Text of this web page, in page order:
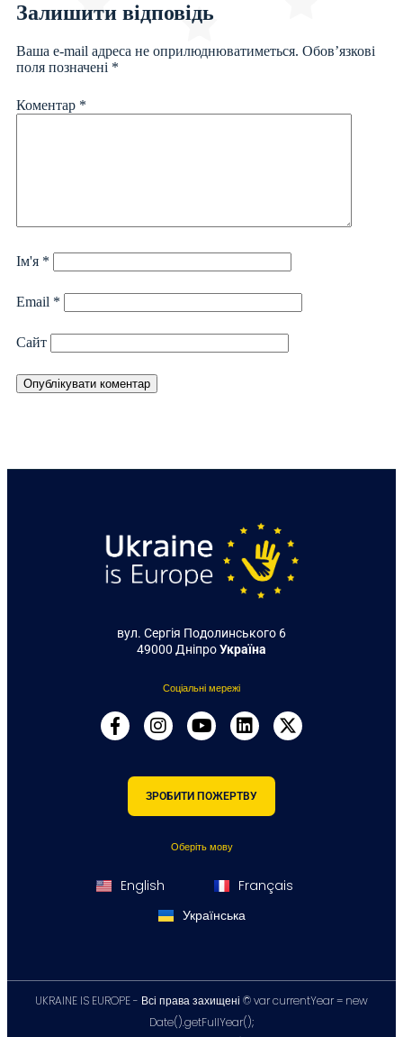
Залишити відповідь
Ваша e-mail адреса не оприлюднюватиметься. Обов’язкові
поля позначені *
Коментар *
Ім'я *
Email *
Сайт
вул. Сергія Подолинського 6
49000 ДніпроУкраїна
Соціальні мережі
ЗРОБИТИ ПОЖЕРТВУ
Оберіть мову
English
Français
Українська
UKRAINE IS EUROPE - Всі права захищені ©var currentYear = new
Date().getFullYear();